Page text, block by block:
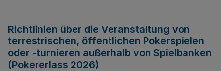
Richtlinien über die Veranstaltung von
terrestrischen, öffentlichen Pokerspielen
oder -turnieren außerhalb von Spielbanken
(Pokererlass 2026)